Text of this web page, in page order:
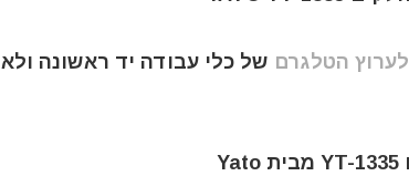
לערוץ הטלגרם של כלי עבודה יד ראשונה ולא